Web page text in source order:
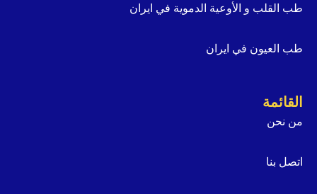
طب القلب و الأوعية الدموية في ايران
طب العيون في ايران
القائمة
من نحن
اتصل بنا